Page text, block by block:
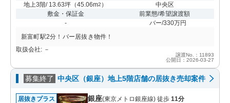
地上3階/ 13.63坪 （45.06m2 ）
中央区
敷金・保証金
-
前業態/希望譲渡額
バー/330万円
新富町駅2分！バー居抜き物件！
取扱会社: －
譲渡No.：11893
公開日：2026-03-27
募集終了 中央区（銀座）地上5階店舗の居抜き売却案件
居抜きプラス 銀座(東京メトロ銀座線) 徒歩 11分